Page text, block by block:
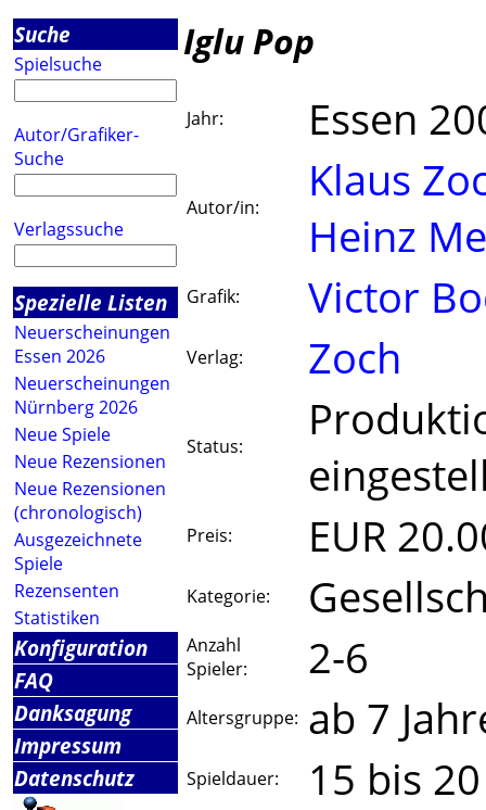
Suche
Spielsuche
Autor/Grafiker-
Suche
Verlagssuche
Spezielle Listen
Neuerscheinungen
Essen 2026
Neuerscheinungen
Nürnberg 2026
Neue Spiele
Neue Rezensionen
Neue Rezensionen
(chronologisch)
Ausgezeichnete
Spiele
Rezensenten
Statistiken
Konfiguration
FAQ
Danksagung
Impressum
Datenschutz
Iglu Pop
Jahr: Essen
Autor/in:
Klaus
Heinz
Grafik: Victor
Verlag: Zoch
Status:
Preis: EUR
Kategorie:
Anzahl
Spieler:
2-6
Altersgruppe: ab 7
Spieldauer: 15 bis